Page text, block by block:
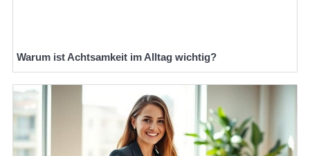
Warum ist Achtsamkeit im Alltag wichtig?